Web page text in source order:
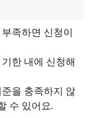
족하면 신청이
한 내에 신청해
을 충족하지 않
수 있어요.